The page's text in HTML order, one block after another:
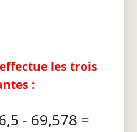
les trois
:
- 69,578 =